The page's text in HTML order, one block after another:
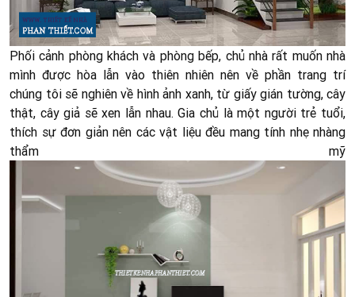
Phối cảnh phòng khách và phòng bếp, chủ nhà rất muốn nhà
mình được hòa lẫn vào thiên nhiên nên về phần trang trí
chúng tôi sẽ nghiên về hình ảnh xanh, từ giấy gián tường, cây
thật, cây giả sẽ xen lẫn nhau. Gia chủ là một người trẻ tuổi,
thích sự đơn giản nên các vật liệu đều mang tính nhẹ nhàng
thẩm mỹ